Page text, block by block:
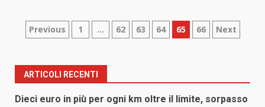
Paginazione
articoli
Previous 1 … 62 63 64 65 66 Next
ARTICOLI RECENTI
Dieci euro in più per ogni km oltre il limite, sorpasso